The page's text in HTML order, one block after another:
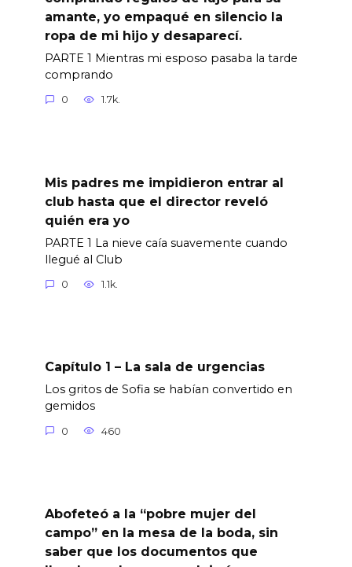
amante, yo empaqué en silencio la
ropa de mi hijo y desaparecí.
PARTE 1 Mientras mi esposo pasaba la tarde
comprando
0 1.7k.
Mis padres me impidieron entrar al
club hasta que el director reveló
quién era yo
PARTE 1 La nieve caía suavemente cuando
llegué al Club
0 1.1k.
Capítulo 1 – La sala de urgencias
Los gritos de Sofia se habían convertido en
gemidos
0 460
Abofeteó a la “pobre mujer del
campo” en la mesa de la boda, sin
saber que los documentos que